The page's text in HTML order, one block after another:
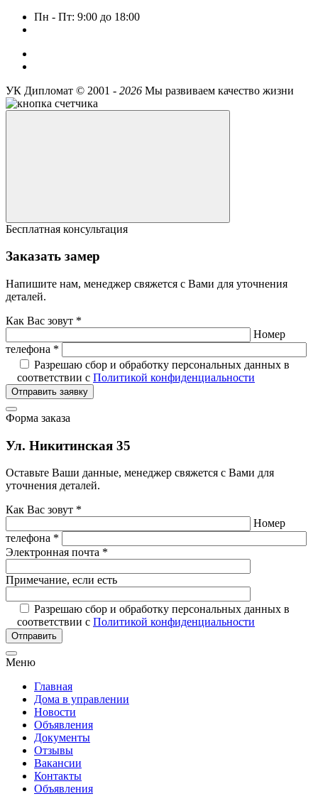
Пн - Пт: 9:00 до 18:00
УК Дипломат © 2001 - 2026 Мы развиваем качество жизни
Бесплатная консультация
Заказать замер
Напишите нам, менеджер свяжется с Вами для уточнения
деталей.
Как Вас зовут *
Номер
телефона *
Разрешаю сбор и обработку персональных данных в
соответствии с Политикой конфиденциальности
Отправить заявку
Форма заказа
Ул. Никитинская 35
Оставьте Ваши данные, менеджер свяжется с Вами для
уточнения деталей.
Как Вас зовут *
Номер
телефона *
Электронная почта *
Примечание, если есть
Разрешаю сбор и обработку персональных данных в
соответствии с Политикой конфиденциальности
Отправить
Меню
Главная
Дома в управлении
Новости
Объявления
Документы
Отзывы
Вакансии
Контакты
Объявления